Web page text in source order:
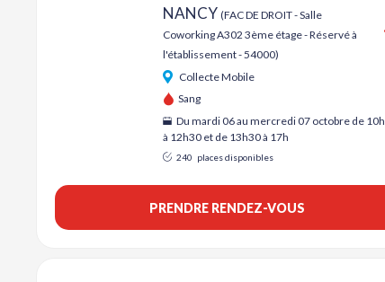
NANCY (FAC DE DROIT - Salle
Coworking A302 3ème étage - Réservé à
l'établissement - 54000)
Collecte Mobile
Sang
Du mardi 06 au mercredi 07 octobre de 10h
à 12h30 et de 13h30 à 17h
240 places disponibles
PRENDRE RENDEZ-VOUS